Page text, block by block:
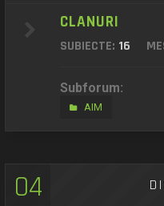
CLANURI
SUBIECTE: 16
Subforum:
AIM
04